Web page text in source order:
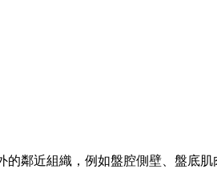
鄰近組織，例如盤腔側壁、盤底